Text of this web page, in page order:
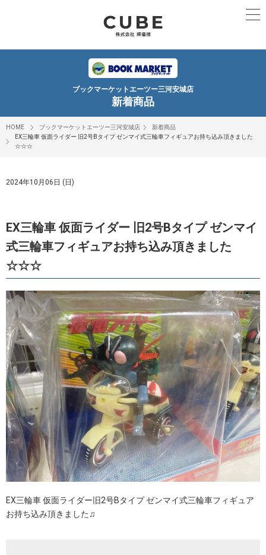
ブックマーケットエーツー三河安城店
新着商品
HOME ブックマーケットエーツー三河安城店
新着商品
EX三輪車 仮面ライダー 旧2号Bタイプ ゼンマイ式三輪車フィギュアお持ち込み頂きました
☆☆☆
2024年10月06日 (日)
EX三輪車 仮面ライダー 旧2号Bタイプ ゼンマイ
式三輪車フィギュアお持ち込み頂きました
☆☆☆
EX三輪車 仮面ライダー旧2号Bタイプ ゼンマイ式三輪車フィギュア
お持ち込み頂きました♫